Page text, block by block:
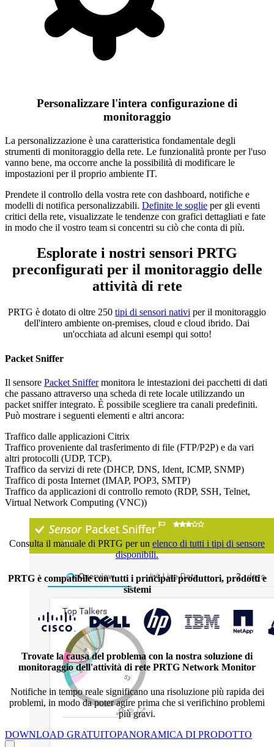
Personalizzare l'intera configurazione di
monitoraggio
La personalizzazione è una caratteristica fondamentale degli
strumenti di monitoraggio della rete. Le funzionalità pronte per l'uso
vanno bene, ma occorre anche la possibilità di modificare le
impostazioni per il proprio ambiente IT.
Prendete il controllo della vostra rete con dashboard, notifiche e
modelli di notifica personalizzabili. Definite le soglie per gli eventi
critici della rete, visualizzate le tendenze con grafici dettagliati e fate
in modo che il vostro team si concentri su ciò che conta di più.
Esplorate i nostri sensori PRTG
preconfigurati per il monitoraggio delle
attività di rete
PRTG è dotato di oltre 250 tipi di sensori nativi per il monitoraggio
dell'intero ambiente on-premises, cloud e cloud ibrido. Dai
un'occhiata ad alcuni esempi qui sotto!
Packet Sniffer
Il sensore Packet Sniffermonitora le intestazioni dei pacchetti di dati
che passano attraverso una scheda di rete locale utilizzando un
packet sniffer integrato. È possibile scegliere tra canali predefiniti.
Può mostrare i seguenti elementi e altri ancora:
Traffico dalle applicazioni Citrix
Traffico proveniente dal trasferimento di file (FTP/P2P) e da vari
altri protocolli (UDP, TCP).
Traffico da servizi di rete (DHCP, DNS, Ident, ICMP, SNMP)
Traffico di posta Internet (IMAP, POP3, SMTP)
Traffico da applicazioni di controllo remoto (RDP, SSH, Telnet,
Virtual Network Computing (VNC))
Consulta il manuale di PRTG per un elenco di tutti i tipi di sensore
disponibili.
PRTG è compatibile con tutti i principali produttori, prodotti e
sistemi
Trovate la causa del problema con la nostra soluzione di
monitoraggio dell'attività di rete PRTG Network Monitor
Notifiche in tempo reale significano una risoluzione più rapida dei
problemi, in modo da poter agire prima che si verifichino problemi
più gravi.
DOWNLOAD GRATUITOPANORAMICA DI PRODOTTO